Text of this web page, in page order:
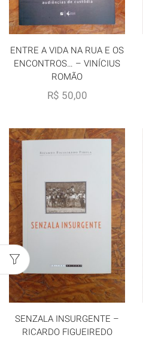
ENTRE A VIDA NA RUA E OS
ENCONTROS… – VINÍCIUS
ROMÃO
R$ 50,00
SENZALA INSURGENTE –
RICARDO FIGUEIREDO